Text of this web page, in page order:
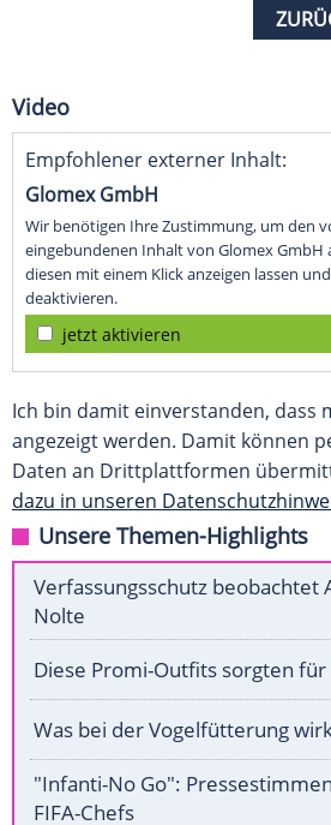
Video
Empfohlener externer Inhalt:
Glomex GmbH
Wir benötigen Ihre Zustimmung, um den
eingebundenen Inhalt von Glomex GmbH
diesen mit einem Klick anzeigen lassen
deaktivieren.
jetzt aktivieren
Ich bin damit einverstanden, dass
angezeigt werden. Damit können
Daten an Drittplattformen
dazu in unseren
Unsere Themen-Highlights
Verfassungsschutz beobachtet
Nolte
Diese Promi-Outfits sorgten
Was bei der Vogelfütterung
"Infanti-No Go":
FIFA-Chefs